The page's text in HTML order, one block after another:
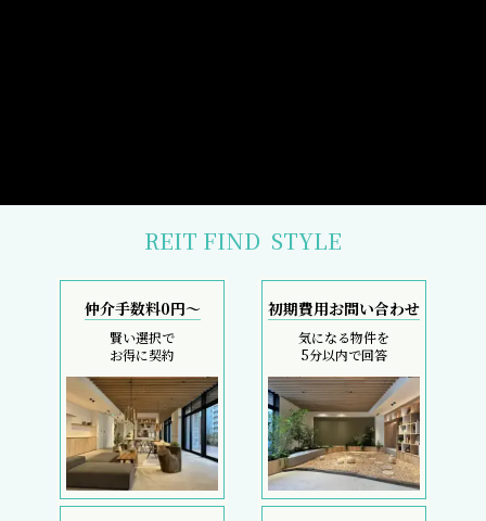
REIT FIND STYLE
仲介手数料0円～
賢い選択で
お得に契約
初期費用お問い合わせ
気になる物件を
5分以内で回答